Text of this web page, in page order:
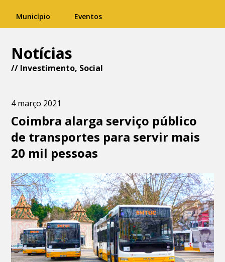
Município Eventos
Notícias
// Investimento, Social
4 março 2021
Coimbra alarga serviço público
de transportes para servir mais
20 mil pessoas